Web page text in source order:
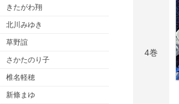
きたがわ翔
北川みゆき
草野誼
さかたのり子
椎名軽穂
新條まゆ
4巻